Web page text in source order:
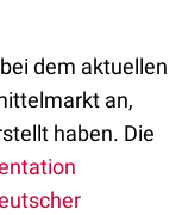
dem aktuellen
an,
haben. Die